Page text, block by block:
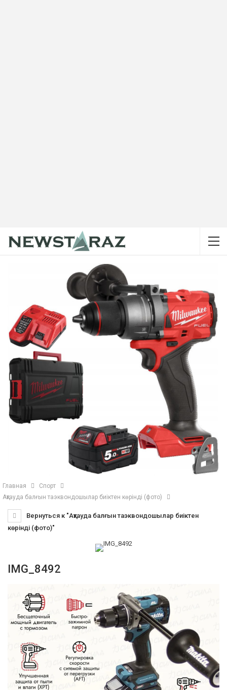
Главная
Спорт
Ақтауда балғын таэквондошылар биіктен көрінді (фото)
Вернуться к "Ақтауда балғын таэквондошылар биіктен
көрінді (фото)"
IMG_8492